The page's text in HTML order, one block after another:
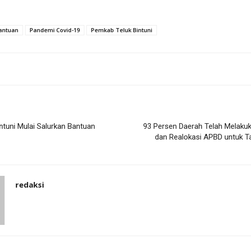
Pandemi Covid-19 Pemkab Teluk Bintuni
Mulai Salurkan Bantuan
93 Persen Daerah Telah
dan Realokasi APBD untuk
redaksi